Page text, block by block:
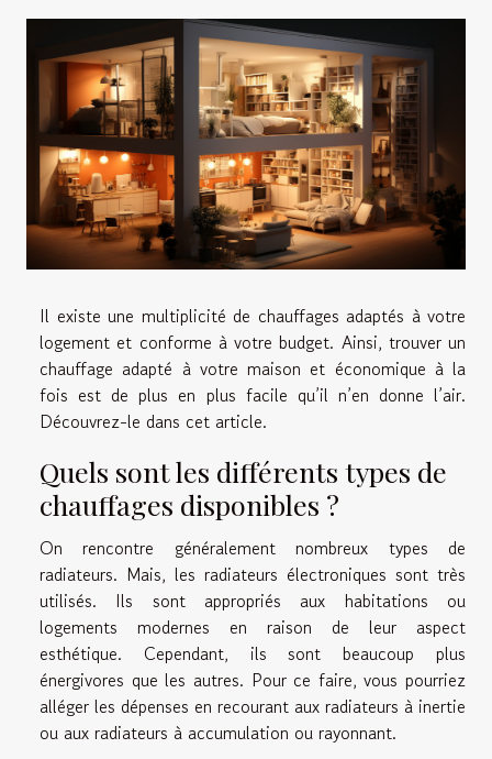
Il existe une multiplicité de chauffages adaptés à votre
logement et conforme à votre budget. Ainsi, trouver un
chauffage adapté à votre maison et économique à la
fois est de plus en plus facile qu’il n’en donne l’air.
Découvrez-le dans cet article.
Quels sont les différents types de
chauffages disponibles ?
On rencontre généralement nombreux types de
radiateurs. Mais, les radiateurs électroniques sont très
utilisés. Ils sont appropriés aux habitations ou
logements modernes en raison de leur aspect
esthétique. Cependant, ils sont beaucoup plus
énergivores que les autres. Pour ce faire, vous pourriez
alléger les dépenses en recourant aux radiateurs à inertie
ou aux radiateurs à accumulation ou rayonnant.